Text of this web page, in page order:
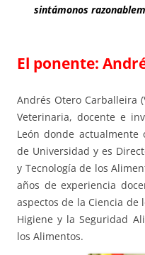
sintámonos
El ponente:
Andrés Otero Carballeira
Veterinaria, docente e
León donde actualmente
de Universidad y es
y Tecnología de los
años de experiencia
aspectos de la Ciencia
Higiene y la Seguridad
los Alimentos.